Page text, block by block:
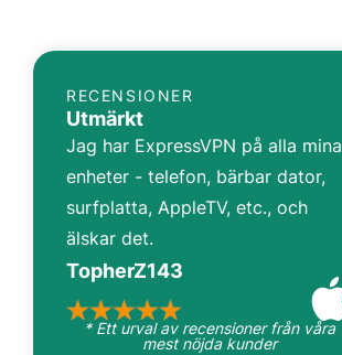
RECENSIONER
Utmärkt
Jag har ExpressVPN på alla mina
enheter - telefon, bärbar dator,
surfplatta, AppleTV, etc., och
älskar det.
TopherZ143
* Ett urval av recensioner från våra
mest nöjda kunder